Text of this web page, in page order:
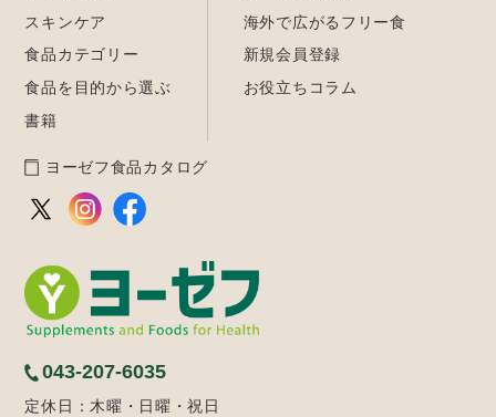
043-207-6035
定休日：木曜・日曜・祝日
スキンケア
食品カテゴリー
食品を目的から選ぶ
書籍
海外で広がるフリー食
新規会員登録
お役立ちコラム
ヨーゼフ食品カタログ